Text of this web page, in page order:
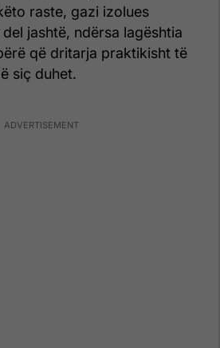
raste, gazi izolues
jashtë, ndërsa lagështia
që dritarja praktikisht të
siç duhet.